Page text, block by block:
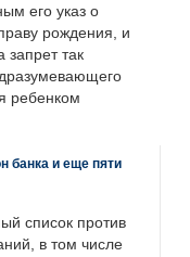
его указ о
рождения, и
запрет так
ребенком
банка и еще пяти
список против
в том числе